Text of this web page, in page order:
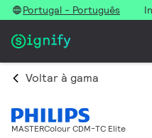
Portugal - Português
Voltar à gama
MASTERColour CDM-TC Elite